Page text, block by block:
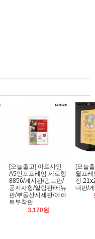
[오늘출고] 아트사인
A5인포프레임 세로형
8856/게시판/광고판/
공지사항/알림판/메뉴
판/부동산시세판/아파
트부착판
3,170원
[오늘
월프
정
내판/